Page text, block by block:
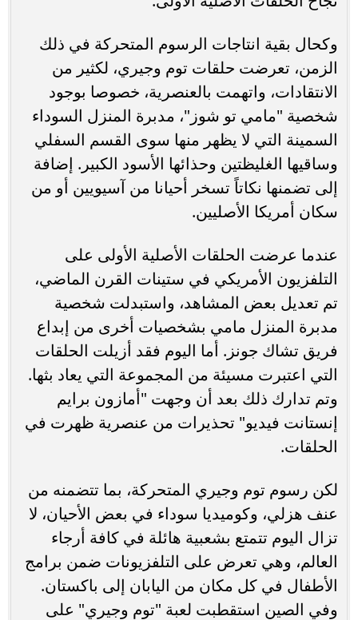
وكحال بقية انتاجات الرسوم المتحركة في ذلك
الزمن، تعرضت حلقات توم وجيري، لكثير من
الانتقادات، واتهمت بالعنصرية، خصوصا بوجود
شخصية "مامي تو شوز"، مدبرة المنزل السوداء
السمينة التي لا يظهر منها سوى القسم السفلي
وساقيها الغليظتين وحذائها الأسود الكبير. إضافة
إلى تضمنها نكاتاً تسخر أحيانا من آسيويين أو من
سكان أمريكا الأصليين.
عندما عرضت الحلقات الأصلية الأولى على
التلفزيون الأمريكي في ستينات القرن الماضي،
تم تعديل بعض المشاهد، واستبدلت شخصية
مدبرة المنزل مامي بشخصيات أخرى من إبداع
فريق تشاك جونز. أما اليوم فقد أزيلت الحلقات
التي اعتبرت مسيئة من المجموعة التي يعاد بثها.
وتم تدارك ذلك بعد أن وجهت "أمازون برايم
إنستانت فيديو" تحذيرات من عنصرية ظهرت في
الحلقات.
لكن رسوم توم وجيري المتحركة، بما تتضمنه من
عنف هزلي، وكوميديا سوداء في بعض الأحيان، لا
تزال اليوم تتمتع بشعبية هائلة في كافة أرجاء
العالم، وهي تعرض على التلفزيونات ضمن برامج
الأطفال في كل مكان من اليابان إلى باكستان.
وفي الصين استقطبت لعبة "توم وجيري" على